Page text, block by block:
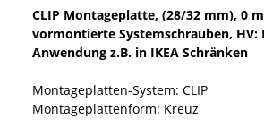
CLIP Montageplatte, (28/32 mm), 0
vormontierte Systemschrauben, HV:
Anwendung z.B. in IKEA Schränken
Montageplatten-System: CLIP
Montageplattenform: Kreuz